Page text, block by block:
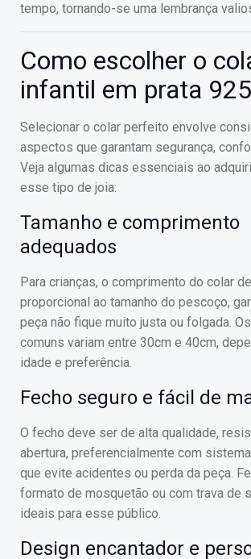
tempo, tornando-se uma lembrança
Como escolher o
infantil em prata
Selecionar o colar perfeito envolve
aspectos que garantam segurança,
Veja algumas dicas essenciais ao
esse tipo de joia:
Tamanho e comprimento
adequados
Para crianças, o comprimento do colar
proporcional ao tamanho do pescoço,
peça não fique muito justa ou folgada.
comuns variam entre 30cm e 40cm,
idade e preferência.
Fecho seguro e fácil de
O fecho deve ser de alta qualidade,
abertura, preferencialmente com
que evite acidentes ou perda da peça.
formato de mosquetão ou com trava de
ideais para esse público.
Design encantador e